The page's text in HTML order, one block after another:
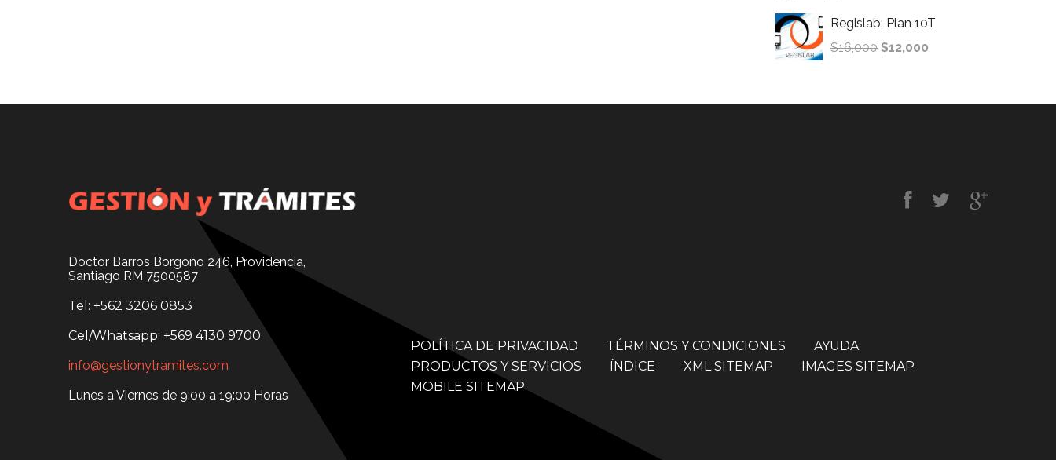
Regislab: Plan 10T
$16,000 $12,000
Doctor Barros Borgoño 246, Providencia,
Santiago RM 7500587
Tel: +562 3206 0853
Cel/Whatsapp: +569 4130 9700
info@gestionytramites.com
Lunes a Viernes de 9:00 a 19:00 Horas
POLÍTICA DE PRIVACIDAD TÉRMINOS Y CONDICIONES
AYUDA
PRODUCTOS Y SERVICIOS
ÍNDICE XML SITEMAP
IMAGES SITEMAP
MOBILE SITEMAP